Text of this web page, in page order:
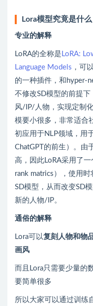
Lora模型究竟是什么
专业的解释
LoRA的全称是 LoRA:
Language Models ，可
的一种插件，和hyper-
不修改SD模型的前提
风/IP/人物，实现定制
模要小很多，非常适合
初应用于NLP领域，用
ChatGPT的前生）。由
高，因此LoRA采用了
rank matrics），使用时
SD模型，从而改变SD
新的人物/IP。
通俗的解释
Lora可以复刻人物和物
画风
而且Lora只需要少量的
要简单很多
所以大家可以通过训练